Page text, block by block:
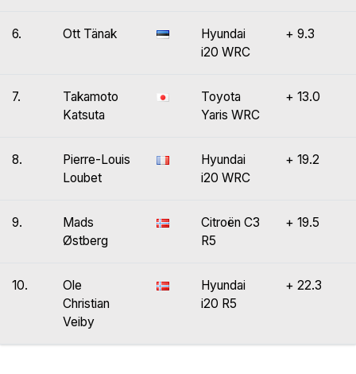
6. Ott Tänak
Hyundai
i20 WRC
+ 9.3
7.
Takamoto
Katsuta
Toyota
Yaris WRC
+ 13.0
8.
Pierre-Louis
Loubet
Hyundai
i20 WRC
+ 19.2
9.
Mads
Østberg
Citroën C3
R5
+ 19.5
10.
Ole
Christian
Veiby
Hyundai
i20 R5
+ 22.3